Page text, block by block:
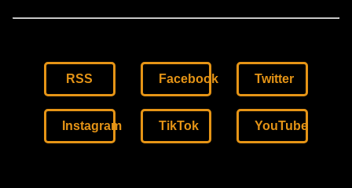
RSS Facebook Twitter
Instagram TikTok YouTube